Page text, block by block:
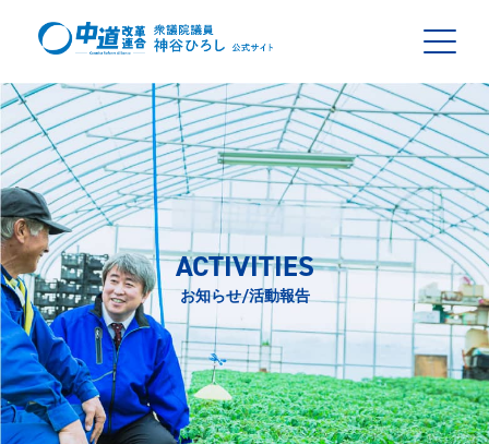
ACTIVITIES
お知らせ/活動報告